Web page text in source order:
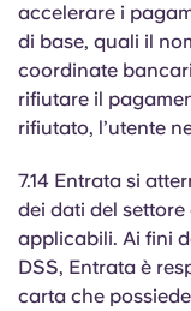
accelerare i
di base, quali il
coordinate
rifiutare il
rifiutato, l’utente
7.14 Entrata si
dei dati del
applicabili. Ai fini
DSS, Entrata è
carta che